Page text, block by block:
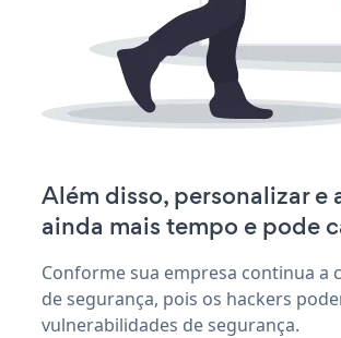
Além disso, personalizar e
ainda mais tempo e pode
Conforme sua empresa continua a
de segurança, pois os hackers
vulnerabilidades de segurança.